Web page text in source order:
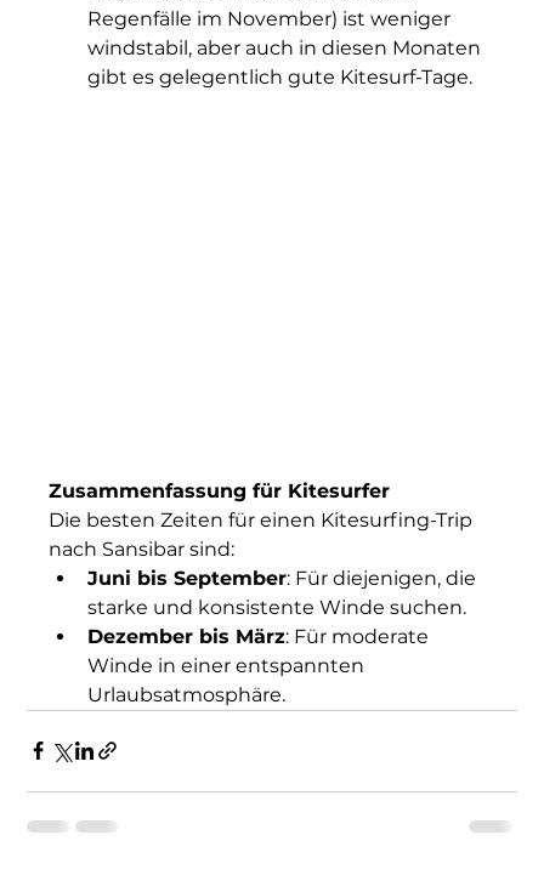
Regenfälle im November) ist weniger
windstabil, aber auch in diesen Monaten
gibt es gelegentlich gute Kitesurf-Tage.
Zusammenfassung für Kitesurfer
Die besten Zeiten für einen Kitesurfing-Trip
nach Sansibar sind:
Juni bis September: Für diejenigen, die
starke und konsistente Winde suchen.
Dezember bis März: Für moderate
Winde in einer entspannten
Urlaubsatmosphäre.